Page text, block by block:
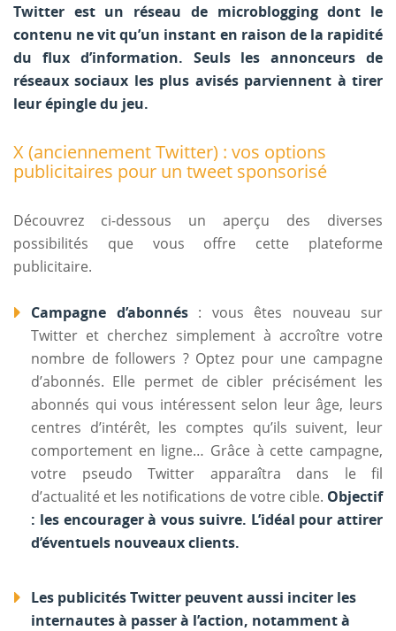
Twitter est un réseau de microblogging dont le
contenu ne vit qu’un instant en raison de la rapidité
du flux d’information. Seuls les annonceurs de
réseaux sociaux les plus avisés parviennent à tirer
leur épingle du jeu.
X (anciennement Twitter) : vos options
publicitaires pour un tweet sponsorisé
Découvrez ci-dessous un aperçu des diverses
possibilités que vous offre cette plateforme
publicitaire.
Campagne d’abonnés: vous êtes nouveau sur
Twitter et cherchez simplement à accroître votre
nombre de followers ? Optez pour une campagne
d’abonnés. Elle permet de cibler précisément les
abonnés qui vous intéressent selon leur âge, leurs
centres d’intérêt, les comptes qu’ils suivent, leur
comportement en ligne… Grâce à cette campagne,
votre pseudo Twitter apparaîtra dans le fil
d’actualité et les notifications de votre cible. Objectif
: les encourager à vous suivre. L’idéal pour attirer
d’éventuels nouveaux clients.
Les publicités Twitter peuvent aussi inciter les
internautes à passer à l’action, notamment à